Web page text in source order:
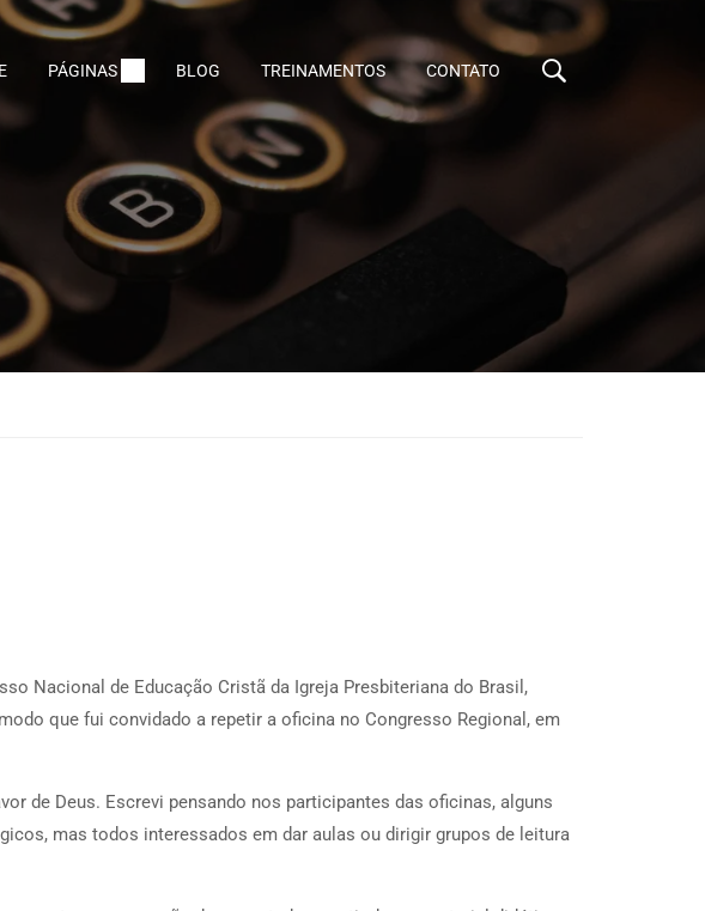
PÁGINAS BLOG TREINAMENTOS CONTATO
Nacional de Educação Cristã da Igreja Presbiteriana do Brasil,
que fui convidado a repetir a oficina no Congresso Regional, em
de Deus. Escrevi pensando nos participantes das oficinas, alguns
mas todos interessados em dar aulas ou dirigir grupos de leitura